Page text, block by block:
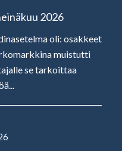
2026
oli: osakkeet
muistutti
se tarkoittaa